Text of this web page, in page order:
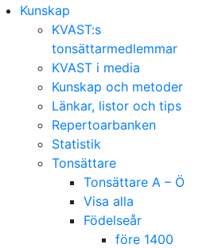
Kunskap
KVAST:s
tonsättarmedlemmar
KVAST i media
Kunskap och metoder
Länkar, listor och tips
Repertoarbanken
Statistik
Tonsättare
Tonsättare A – Ö
Visa alla
Födelseår
före 1400